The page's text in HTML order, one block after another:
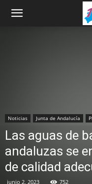
Noticias Junta de Andalucía
Las aguas de
andaluzas se
de calidad
junio 2, 2023 752